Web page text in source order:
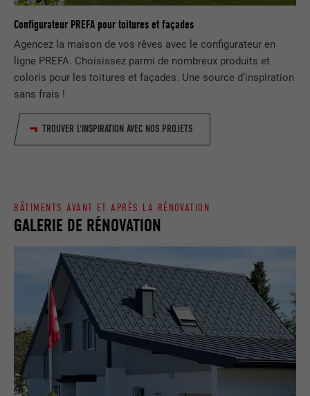
Configurateur PREFA pour toitures et façades
Agencez la maison de vos rêves avec le configurateur en
ligne PREFA. Choisissez parmi de nombreux produits et
coloris pour les toitures et façades. Une source d’inspiration
sans frais !
TROUVER L'INSPIRATION AVEC NOS PROJETS
GALERIE DE RÉNOVATION
BÂTIMENTS AVANT ET APRÈS LA RÉNOVATION
UTILITÉ
Enregistre un identifiant unique utilisé
pour générer des données statistiques
site Internet.
NOM _gaexp
FOURNISSEUR Google Optimize
UTILITÉ
Est placé afin de tester si le navigateur
autorise l'utilisation de cookies. Ne
FOURNISSEUR ads.linkedin.com
EXPIRATION Session
UTILITÉ
LinkedIn
EXPIRATION Session
UTILITÉ
Utilisé par LinkedIn lorsqu'un site
Internet contient une fenêtre « Suivez-
nous » intégrée.
NOM bcookie
LinkedIn